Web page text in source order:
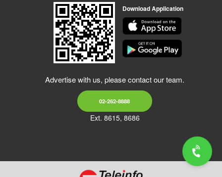
Download Application
Advertise with us, please contact our team.
02-262-8888
Ext. 8615, 8686